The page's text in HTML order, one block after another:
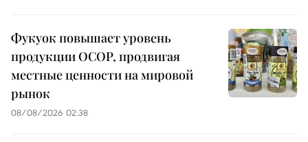
Фукуок повышает уровень
продукции OCOP, продвигая
местные ценности на мировой
рынок
08/08/2026 02:38